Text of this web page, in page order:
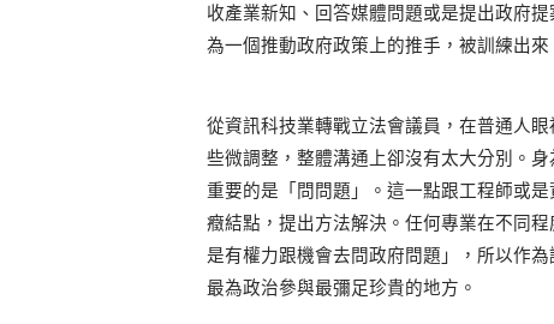
收產業新知、回答媒體問題或是提出政府
為一個推動政府政策上的推手，被訓練出
從資訊科技業轉戰立法會議員，在普通人
些微調整，整體溝通上卻沒有太大分別。
重要的是「問問題」。這一點跟工程師或
癥結點，提出方法解決。任何專業在不同
是有權力跟機會去問政府問題」，所以作
最為政治參與最彌足珍貴的地方。